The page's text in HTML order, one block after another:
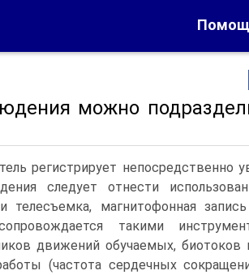
можно
регистрирует непосредственно
следует отнести
телесъемка, магнитофонная
такими
движений обучаемых,
(частота сердечных